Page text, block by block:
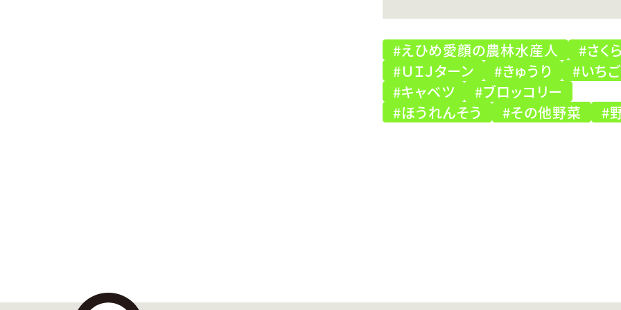
#えひめ愛顔の農林水産人
#さく
#ＵＩＪターン
#きゅうり
#いちご
#キャベツ
#ブロッコリー
#ほうれんそう
#その他野菜 #